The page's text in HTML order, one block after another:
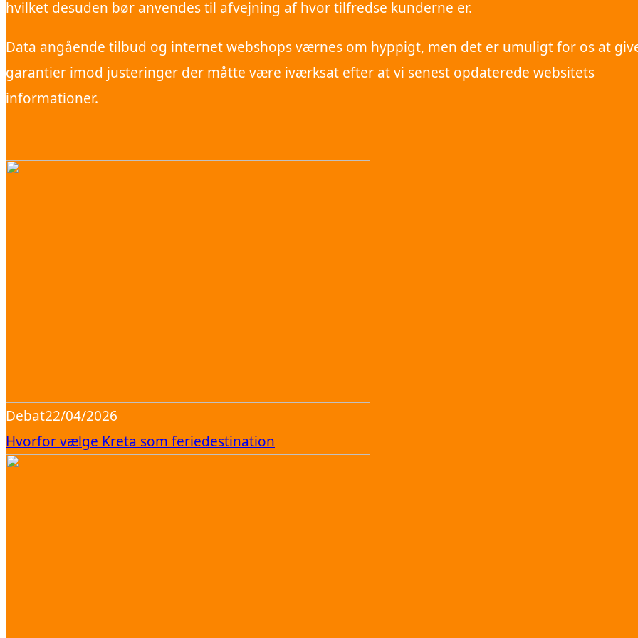
hvilket desuden bør anvendes til afvejning af hvor tilfredse kunderne er.
Data angående tilbud og internet webshops værnes om hyppigt, men det er umuligt for os at
garantier imod justeringer der måtte være iværksat efter at vi senest opdaterede websitets
informationer.
Debat22/04/2026
Hvorfor vælge Kreta som feriedestination